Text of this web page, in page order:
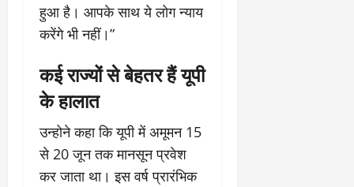
हुआ है। आपके साथ ये लोग न्याय
करेंगे भी नहीं।”
कई राज्यों से बेहतर हैं यूपी
के हालात
उन्होने कहा कि यूपी में अमूमन 15
से 20 जून तक मानसून प्रवेश
कर जाता था। इस वर्ष प्रारंभिक